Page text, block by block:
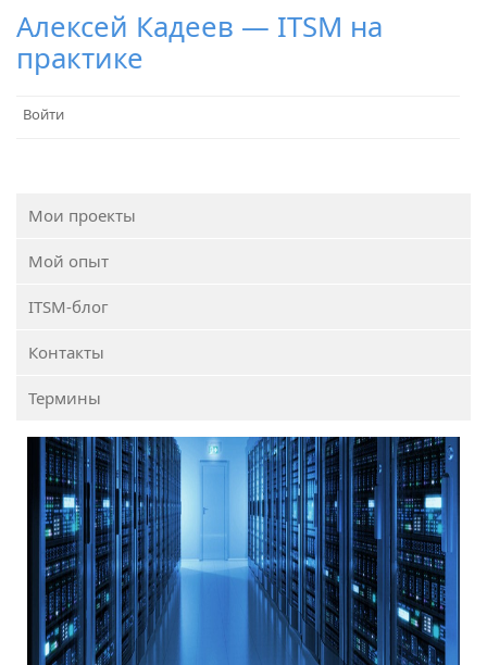
Алексей Кадеев — ITSM на
практике
Войти
Мои проекты
Мой опыт
ITSM-блог
Контакты
Термины